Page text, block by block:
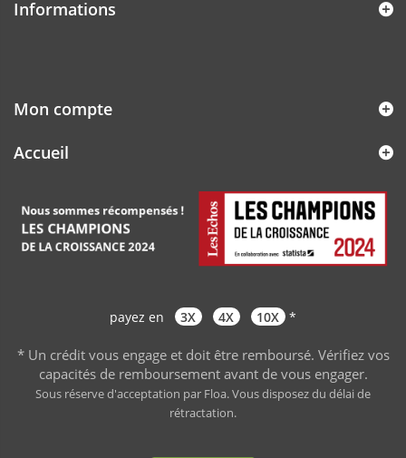
Informations
Mon compte
Accueil
payez en 3X 4X 10X *
* Un crédit vous engage et doit être remboursé. Vérifiez vos
capacités de remboursement avant de vous engager.
Sous réserve d'acceptation par Floa. Vous disposez du délai de
rétractation.